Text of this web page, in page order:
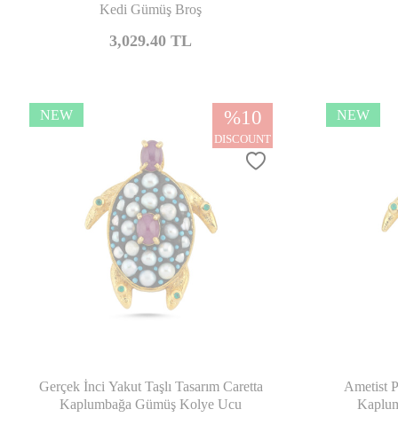
Kedi Gümüş Broş
3,029.40 TL
NEW %10
DISCOUNT
Gerçek İnci Yakut Taşlı Tasarım Caretta
Kaplumbağa Gümüş Kolye Ucu
NEW
Ametist